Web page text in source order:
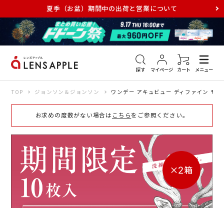
夏季（お盆）期間中の出荷と営業について
探す マイページ カート メニュー
アキュビュー メダリスト メガネ
TOP ジョンソン＆ジョンソン ワンデー アキュビュー ディファイン モ
お求めの度数がない場合は こちら をご参照ください。